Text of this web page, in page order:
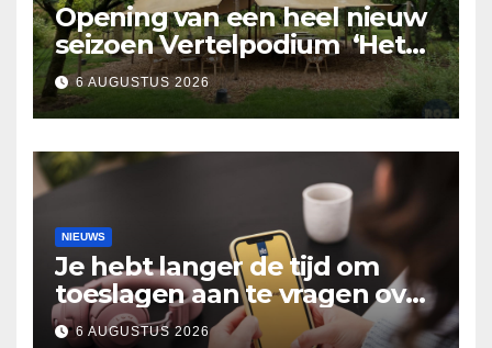
Opening van een heel nieuw
seizoen Vertelpodium ‘Het
Lopende Vuur’. Landelijke
verhalen in Bomentuin D’n
Hooidonk
6 AUGUSTUS 2026
NIEUWS
Je hebt langer de tijd om
toeslagen aan te vragen over
2025
6 AUGUSTUS 2026